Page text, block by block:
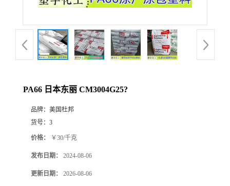
PA66 日本东丽 CM3004G25?
品牌： 美国杜邦
货号： 3
价格： ￥30/千克
发布日期： 2024-08-06
更新日期： 2026-08-06